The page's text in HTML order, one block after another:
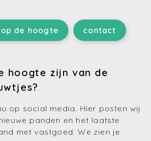
de hoogte contact
hoogte zijn van de
op social media. Hier posten wij
panden en het laatste
met vastgoed. We zien je